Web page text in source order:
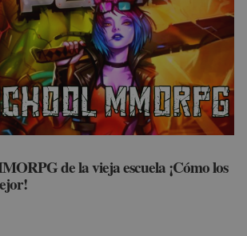
de la vieja escuela ¡Cómo los